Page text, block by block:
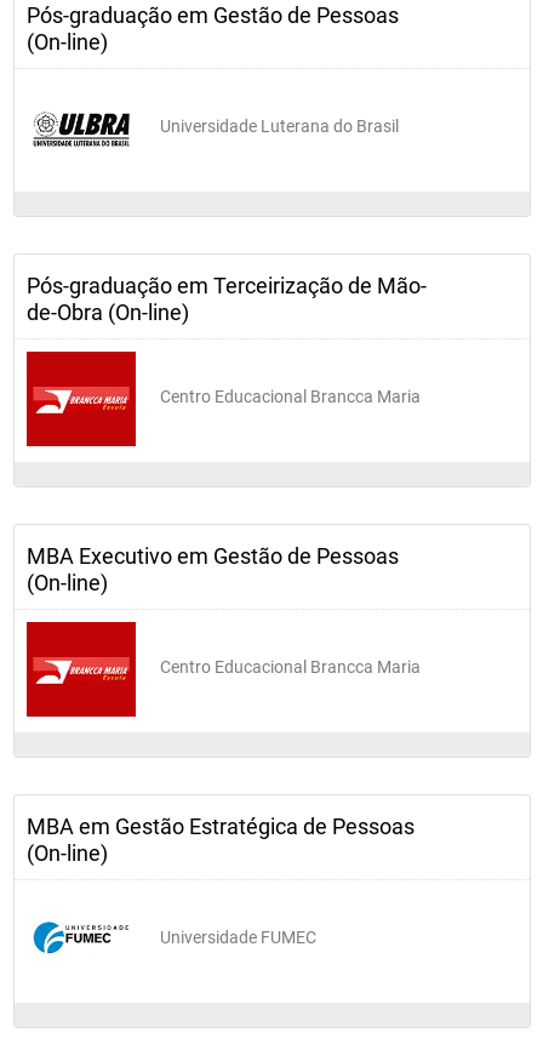
Pós-graduação em Gestão de Pessoas
(On-line)
Universidade Luterana do Brasil
Pós-graduação em Terceirização de Mão-
de-Obra (On-line)
Centro Educacional Brancca Maria
MBA Executivo em Gestão de Pessoas
(On-line)
Centro Educacional Brancca Maria
MBA em Gestão Estratégica de Pessoas
(On-line)
Universidade FUMEC